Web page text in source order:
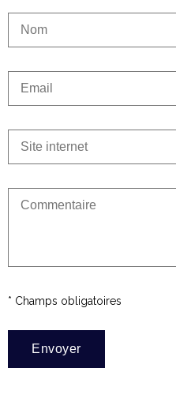
* Champs obligatoires